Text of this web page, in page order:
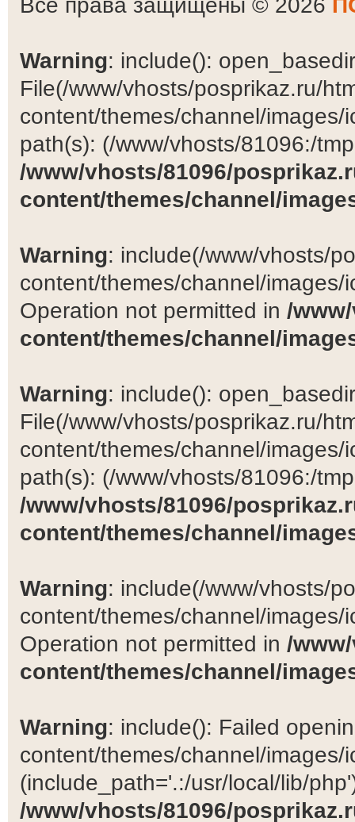
Warning: include():
File(/www/vhosts/posprikaz.ru/
content/themes/channel/
path(s): (/www/vhosts/81096:/
/www/vhosts/81096/
content/themes/channel/
Warning: include(/www/vhosts/
content/themes/channel/
Operation not permitted in /
content/themes/channel/
Warning: include():
File(/www/vhosts/posprikaz.ru/
content/themes/channel/
path(s): (/www/vhosts/81096:/
/www/vhosts/81096/
content/themes/channel/
Warning: include(/www/vhosts/
content/themes/channel/
Operation not permitted in /
content/themes/channel/
Warning: include(): Failed
content/themes/channel/images/
(include_path='.:/usr/local/lib/
/www/vhosts/81096/